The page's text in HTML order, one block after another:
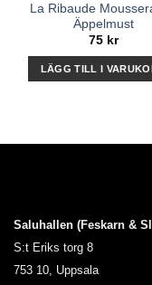
La Ribaude
Äppelmust
75 kr
LÄGG TILL I
Saluhallen (Feskarn &
S:t Eriks torg 8
753 10, Uppsala